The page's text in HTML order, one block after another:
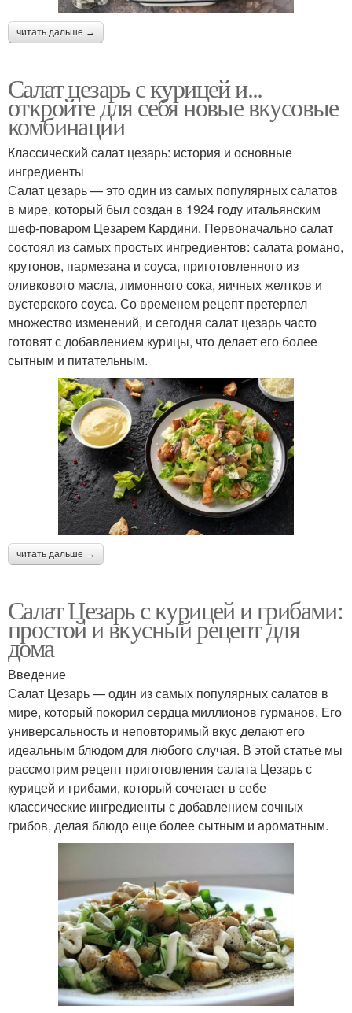
читать дальше →
Салат цезарь с курицей и...
откройте для себя новые вкусовые
комбинации
Классический салат цезарь: история и основные
ингредиенты
Салат цезарь — это один из самых популярных салатов
в мире, который был создан в 1924 году итальянским
шеф-поваром Цезарем Кардини. Первоначально салат
состоял из самых простых ингредиентов: салата романо,
крутонов, пармезана и соуса, приготовленного из
оливкового масла, лимонного сока, яичных желтков и
вустерского соуса. Со временем рецепт претерпел
множество изменений, и сегодня салат цезарь часто
готовят с добавлением курицы, что делает его более
сытным и питательным.
читать дальше →
Салат Цезарь с курицей и грибами:
простой и вкусный рецепт для
дома
Введение
Салат Цезарь — один из самых популярных салатов в
мире, который покорил сердца миллионов гурманов. Его
универсальность и неповторимый вкус делают его
идеальным блюдом для любого случая. В этой статье мы
рассмотрим рецепт приготовления салата Цезарь с
курицей и грибами, который сочетает в себе
классические ингредиенты с добавлением сочных
грибов, делая блюдо еще более сытным и ароматным.